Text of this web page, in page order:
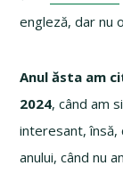
engleză, dar nu
Anul ăsta am
2024, când am
interesant, însă,
anului, când nu